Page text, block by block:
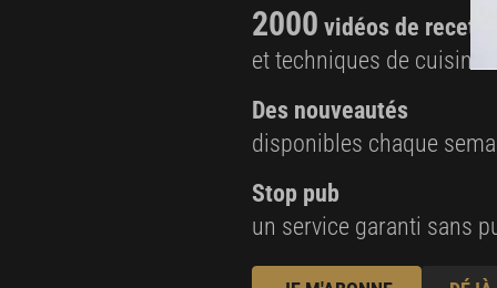
143 g de chocolat blanc Valrhona Opalys
24 g de pâte de pistache
Finitions
16 framboises fraîches
16 pistaches de Sicile
2000 vidéos de recettes
et techniques de cuisine
Des nouveautés
disponibles chaque
Stop pub
un service garanti sans